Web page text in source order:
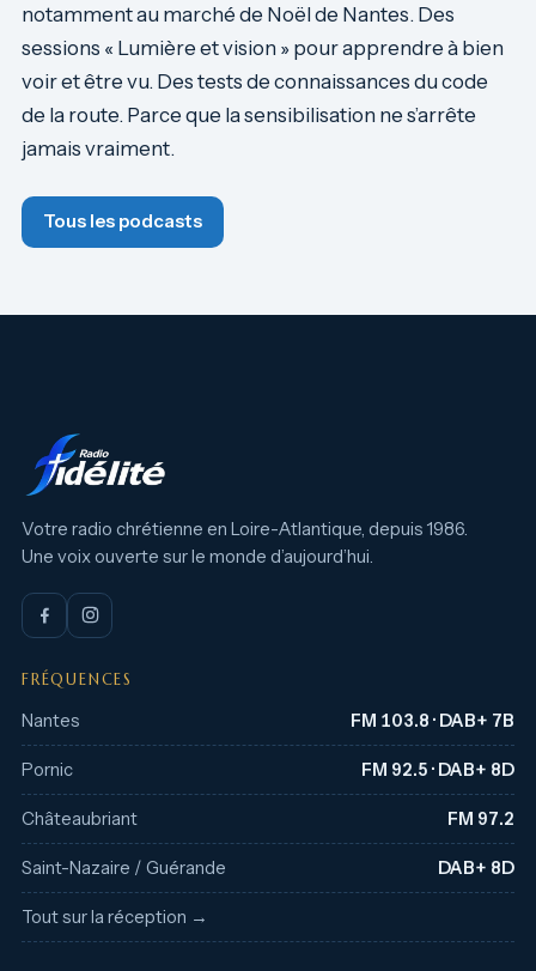
notamment au marché de Noël de Nantes. Des
sessions « Lumière et vision » pour apprendre à bien
voir et être vu. Des tests de connaissances du code
de la route. Parce que la sensibilisation ne s’arrête
jamais vraiment.
Tous les podcasts
Votre radio chrétienne en Loire-Atlantique, depuis 1986.
Une voix ouverte sur le monde d’aujourd’hui.
FRÉQUENCES
Nantes FM 103.8 · DAB+ 7B
Pornic FM 92.5 · DAB+ 8D
Châteaubriant FM 97.2
Saint-Nazaire / Guérande DAB+ 8D
Tout sur la réception →